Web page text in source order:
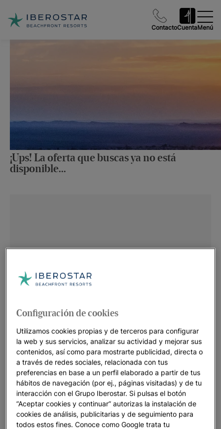
ContactoCuentaMenú
¡Ups! La oferta que buscas ya no está
disponible...
Configuración de cookies
Utilizamos cookies propias y de terceros para configurar
la web y sus servicios, analizar su actividad y mejorar sus
contenidos, así como para mostrarte publicidad, directa o
a través de redes sociales, relacionada con tus
preferencias en base a un perfil elaborado a partir de tus
hábitos de navegación (por ej., páginas visitadas) y de tu
interacción con el Grupo Iberostar. Si pulsas el botón
“Aceptar cookies y continuar” autorizas la instalación de
cookies de análisis, publicitarias y de seguimiento para
todos estos fines. Conoce como Google trata tu